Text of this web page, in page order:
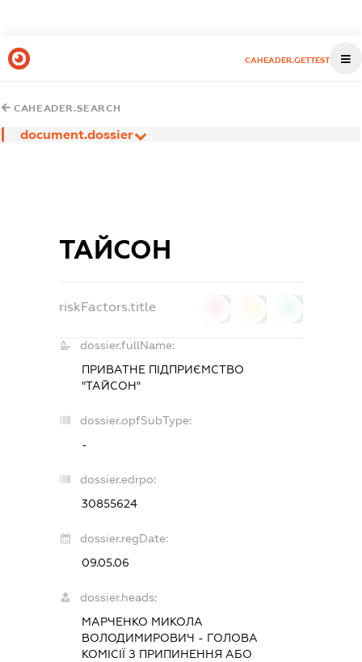
CAHEADER.GETTEST
CAHEADER.SEARCH
document.dossier
ТАЙСОН
riskFactors.title
dossier.fullName:
ПРИВАТНЕ ПІДПРИЄМСТВО
"ТАЙСОН"
dossier.opfSubType:
-
dossier.edrpo:
30855624
dossier.regDate:
09.05.06
dossier.heads:
МАРЧЕНКО МИКОЛА
ВОЛОДИМИРОВИЧ - ГОЛОВА
КОМІСІЇ З ПРИПИНЕННЯ АБО